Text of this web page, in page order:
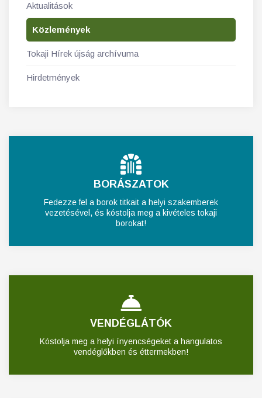
Aktualitások
Közlemények
Tokaji Hírek újság archívuma
Hirdetmények
BORÁSZATOK
Fedezze fel a borok titkait a helyi szakemberek
vezetésével, és kóstolja meg a kivételes tokaji
borokat!
VENDÉGLÁTÓK
Kóstolja meg a helyi ínyencségeket a hangulatos
vendéglőkben és éttermekben!